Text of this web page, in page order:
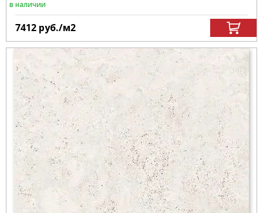
в наличии
7412 руб./м2